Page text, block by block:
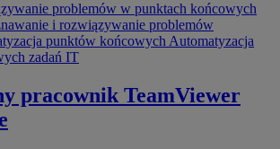
problemów w punktach końcowych
i rozwiązywanie problemów
punktów końcowych Automatyzacja
zadań IT
pracownik TeamViewer